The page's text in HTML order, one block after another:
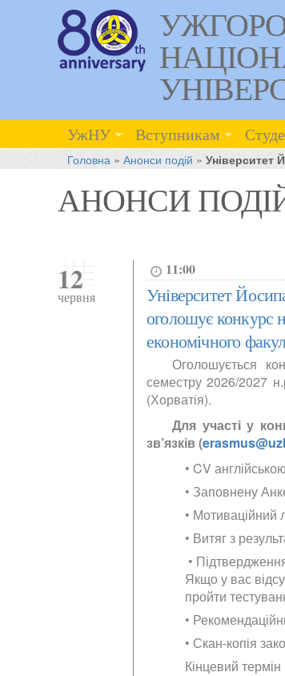
УжНУ Вступникам
Головна » Анонси подій » Університет
АНОНСИ
12
червня
11:00
Університет
оголошує конкурс
економічного
Оголошується
семестру 2026/2027
(Хорватія).
Для участі у
зв’язків (
• CV
• Заповнену
• Мотиваційний
• Витяг з
•
Якщо у вас
пройти
•
• Скан-копія
Кінцевий